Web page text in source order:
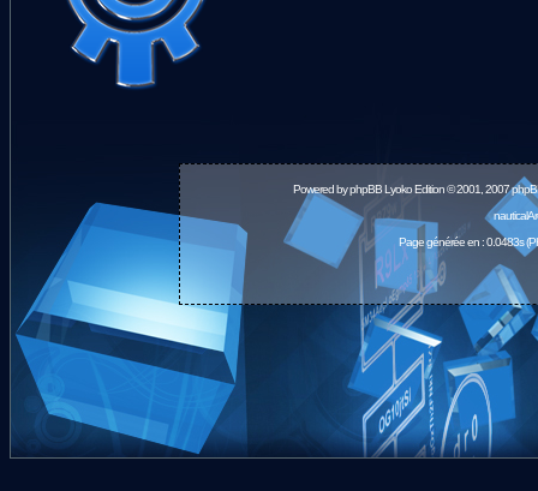
Powered byphpBBLyoko Edition © 2001, 2007
Page générée en : 0.0483s